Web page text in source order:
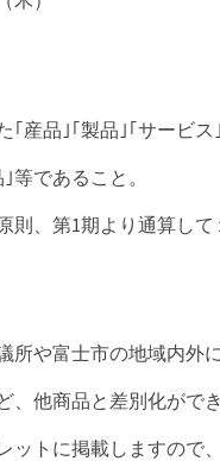
産品｣｢製品｣｢サービス｣
であること。
、第1期より通算して
所や富士市の地域内外
、他商品と差別化ができ
ットに掲載しますので